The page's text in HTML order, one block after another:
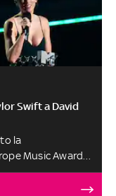
Swift a David
la
Music Awards.
della serata
ha vinto nelle